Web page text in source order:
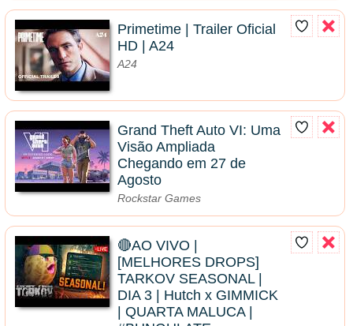
Primetime | Trailer Oficial
HD | A24
A24
Grand Theft Auto VI: Uma
Visão Ampliada
Chegando em 27 de
Agosto
Rockstar Games
🔴AO VIVO |
[MELHORES DROPS]
TARKOV SEASONAL |
DIA 3 | Hutch x GIMMICK
| QUARTA MALUCA |